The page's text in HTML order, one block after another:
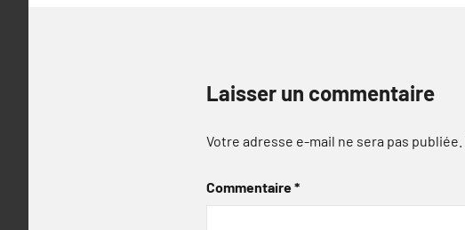
Laisser un commentaire
Votre adresse e-mail ne sera pas publiée.
Commentaire*